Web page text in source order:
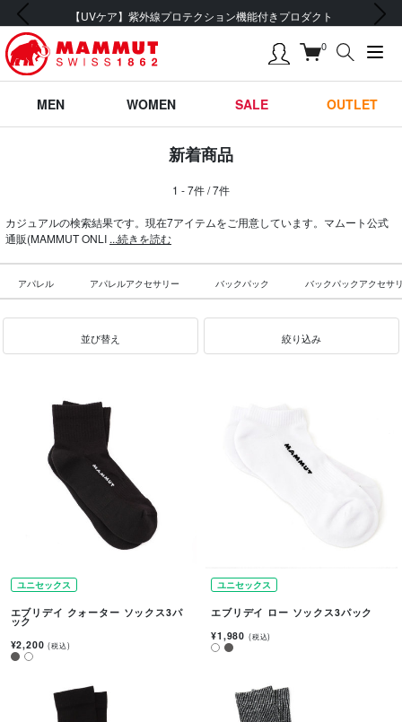
【UVケア】紫外線プロテクション機能付きプロダクト
前の画像 次の画像
0
MEN WOMEN SALE OUTLET
新着商品
1 - 7件 / 7件
カジュアルの検索結果です。現在7アイテムをご用意しています。マムート公式
通販(MAMMUT ONLI ...続きを読む
アパレル アパレルアクセサリー バックパック バックパックアクセサ
並び替え 絞り込み
ユニセックス
エブリデイ クォーター ソックス3パ
ック
¥2,200(税込)
ユニセックス
エブリデイ ロー ソックス3パック
¥1,980 (税込)